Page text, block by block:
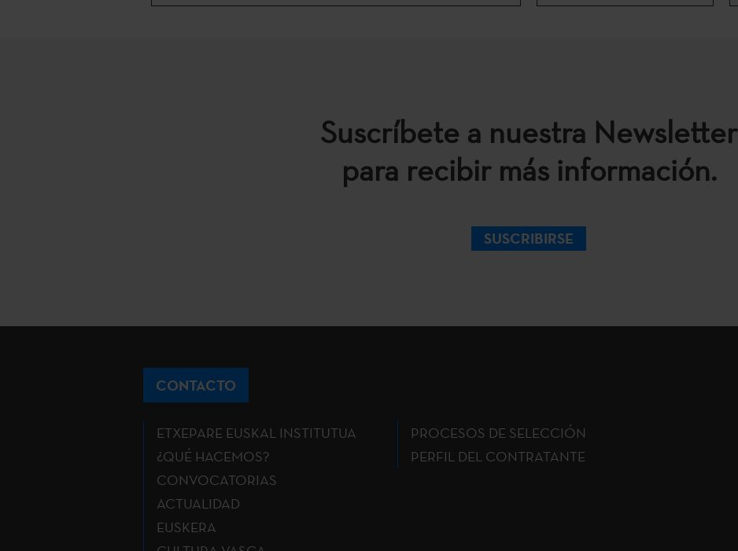
Suscríbete a nuestra Newsletter
para recibir más información.
SUSCRIBIRSE
CONTACTO
ETXEPARE EUSKAL INSTITUTUA
¿QUÉ HACEMOS?
CONVOCATORIAS
ACTUALIDAD
EUSKERA
PROCESOS DE SELECCIÓN
PERFIL DEL CONTRATANTE